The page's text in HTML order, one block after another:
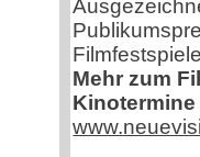
Mehr zum